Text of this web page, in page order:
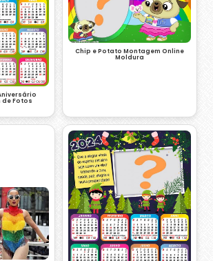
Fotos
Chip e Potato Montagem Online
Moldura